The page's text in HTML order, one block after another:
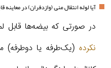
آیا لوله انتقال منی (وازدفران) در
در صورتی که بیضه‌ها قابل
نکرده (یک‌طرفه یا دوطرفه)